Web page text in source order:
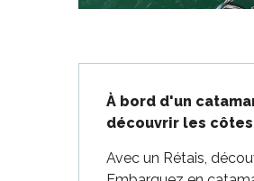
Plage-en-
Description
À bord d'un
découvrir les
Avec un Rétais,